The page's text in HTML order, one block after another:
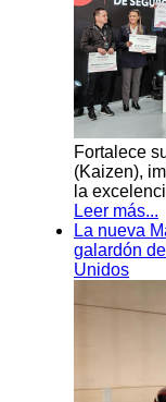
Fortalece
(Kaizen),
la
Leer más...
La nueva
galardón
Unidos